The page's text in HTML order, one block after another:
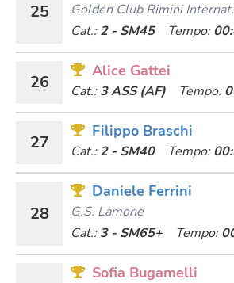
25
Golden Club Rimini Internat.
Cat.: 2 - SM45 Tempo:
26
Alice Gattei
Cat.: 3 ASS (AF) Tempo:
27
Filippo Braschi
Cat.: 2 - SM40 Tempo:
28
Daniele Ferrini
G.s. Lamone
Cat.: 3 - SM65+ Tempo:
Sofia Bugamelli